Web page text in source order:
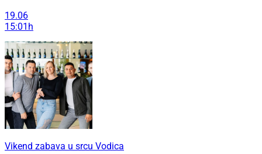
19.06
15:01h
Vikend zabava u srcu Vodica